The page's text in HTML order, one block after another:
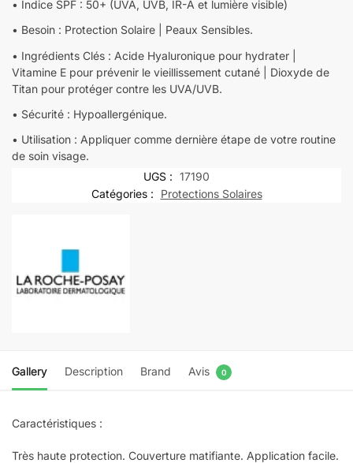
• Indice SPF : 50+ (UVA, UVB, IR-A et lumière visible)
• Besoin : Protection Solaire | Peaux Sensibles.
• Ingrédients Clés : Acide Hyaluronique pour hydrater |
Vitamine E pour prévenir le vieillissement cutané | Dioxyde de
Titan pour protéger contre les UVA/UVB.
• Sécurité : Hypoallergénique.
• Utilisation : Appliquer comme dernière étape de votre routine
de soin visage.
UGS : 17190
Catégories :
Protections Solaires
Gallery Description Brand Avis 0
Caractéristiques :
Très haute protection. Couverture matifiante. Application facile.